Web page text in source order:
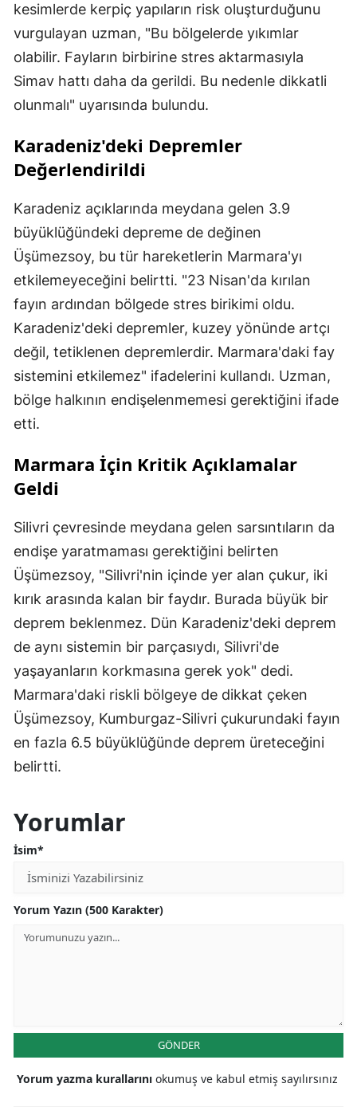
kesimlerde kerpiç yapıların risk oluşturduğunu
vurgulayan uzman, "Bu bölgelerde yıkımlar
olabilir. Fayların birbirine stres aktarmasıyla
Simav hattı daha da gerildi. Bu nedenle dikkatli
olunmalı" uyarısında bulundu.
Karadeniz'deki Depremler
Değerlendirildi
Karadeniz açıklarında meydana gelen 3.9
büyüklüğündeki depreme de değinen
Üşümezsoy, bu tür hareketlerin Marmara'yı
etkilemeyeceğini belirtti. "23 Nisan'da kırılan
fayın ardından bölgede stres birikimi oldu.
Karadeniz'deki depremler, kuzey yönünde artçı
değil, tetiklenen depremlerdir. Marmara'daki fay
sistemini etkilemez" ifadelerini kullandı. Uzman,
bölge halkının endişelenmemesi gerektiğini ifade
etti.
Marmara İçin Kritik Açıklamalar
Geldi
Silivri çevresinde meydana gelen sarsıntıların da
endişe yaratmaması gerektiğini belirten
Üşümezsoy, "Silivri'nin içinde yer alan çukur, iki
kırık arasında kalan bir faydır. Burada büyük bir
deprem beklenmez. Dün Karadeniz'deki deprem
de aynı sistemin bir parçasıydı, Silivri'de
yaşayanların korkmasına gerek yok" dedi.
Marmara'daki riskli bölgeye de dikkat çeken
Üşümezsoy, Kumburgaz-Silivri çukurundaki fayın
en fazla 6.5 büyüklüğünde deprem üreteceğini
belirtti.
Yorumlar
İsim*
Yorum Yazın (500 Karakter)
GÖNDER
Yorum yazma kurallarını okumuş ve kabul etmiş sayılırsınız